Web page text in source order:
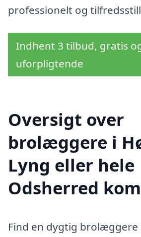
professionelt og
Indhent 3 tilbud, gratis
uforpligtende
Oversigt over
brolæggere i
Lyng eller hele
Odsherred
Find en dygtig brolæggere